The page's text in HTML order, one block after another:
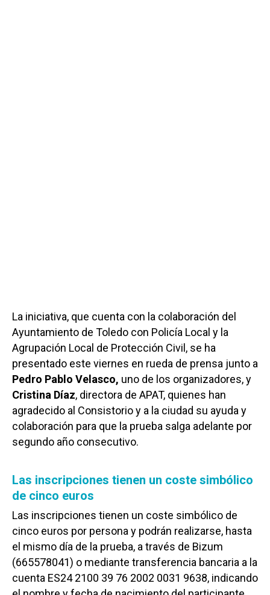
La iniciativa, que cuenta con la colaboración del
Ayuntamiento de Toledo con Policía Local y la
Agrupación Local de Protección Civil, se ha
presentado este viernes en rueda de prensa junto a
Pedro Pablo Velasco, uno de los organizadores, y
Cristina Díaz, directora de APAT, quienes han
agradecido al Consistorio y a la ciudad su ayuda y
colaboración para que la prueba salga adelante por
segundo año consecutivo.
Las inscripciones tienen un coste simbólico
de cinco euros
Las inscripciones tienen un coste simbólico de
cinco euros por persona y podrán realizarse, hasta
el mismo día de la prueba, a través de Bizum
(665578041) o mediante transferencia bancaria a la
cuenta ES24 2100 39 76 2002 0031 9638, indicando